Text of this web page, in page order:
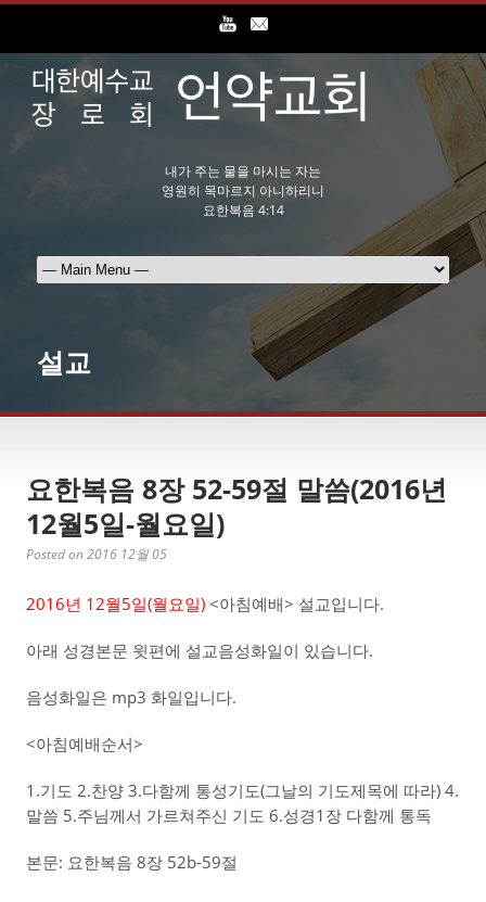
내가 주는 물을 마시는 자는
영원히 목마르지 아니하리니
요한복음 4:14
설교
요한복음 8장 52-59절 말씀(2016년
12월5일-월요일)
Posted on 2016 12월 05
2016년 12월5일(월요일) <아침예배> 설교입니다.
아래 성경본문 윗편에 설교음성화일이 있습니다.
음성화일은 mp3 화일입니다.
<아침예배순서>
1.기도 2.찬양 3.다함께 통성기도(그날의 기도제목에 따라) 4.
말씀 5.주님께서 가르쳐주신 기도 6.성경1장 다함께 통독
본문: 요한복음 8장 52b-59절